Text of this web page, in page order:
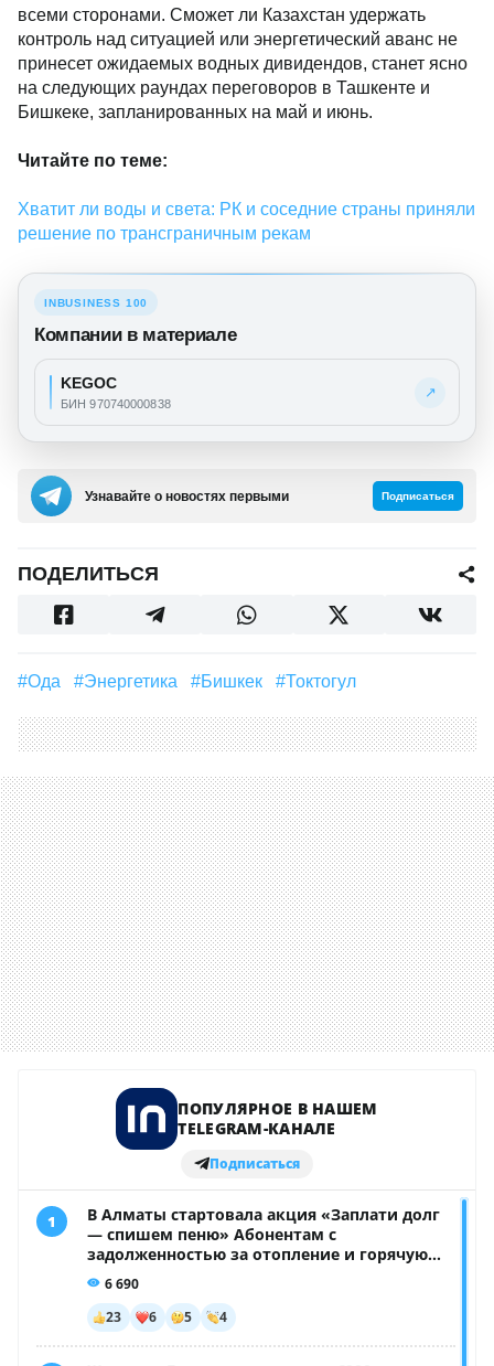
всеми сторонами. Сможет ли Казахстан удержать
контроль над ситуацией или энергетический аванс не
принесет ожидаемых водных дивидендов, станет ясно
на следующих раундах переговоров в Ташкенте и
Бишкеке, запланированных на май и июнь.
Читайте по теме:
Хватит ли воды и света: РК и соседние страны приняли
решение по трансграничным рекам
INBUSINESS 100
Компании в материале
KEGOC
БИН 970740000838
↗
Узнавайте о новостях первыми Подписаться
ПОДЕЛИТЬСЯ
#ода #Энергетика #Бишкек #токтогул